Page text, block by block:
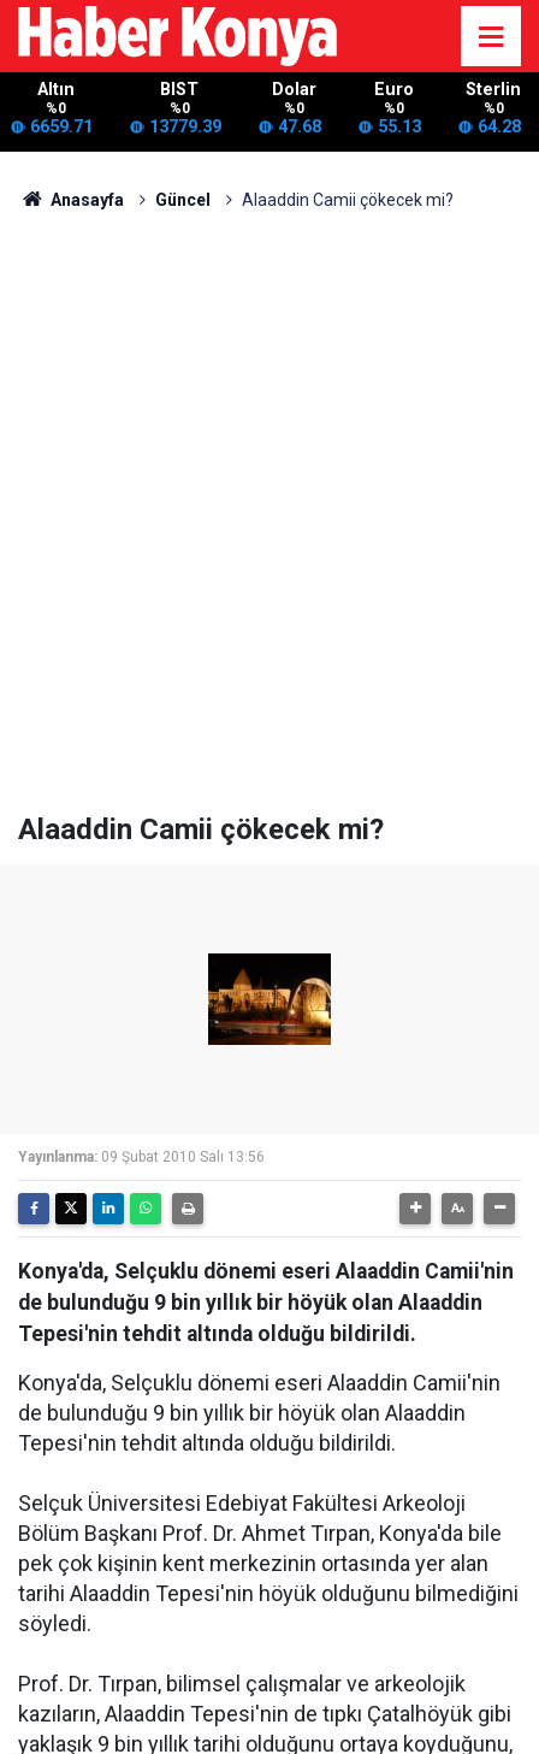
Altın
%0
6659.71
BIST
%0
13779.39
Dolar
%0
47.68
Euro
%0
55.13
Sterlin
%0
64.28
Anasayfa Güncel Alaaddin Camii çökecek mi?
Alaaddin Camii çökecek mi?
Yayınlanma: 09 Şubat 2010 Salı 13:56
Konya'da, Selçuklu dönemi eseri Alaaddin Camii'nin
de bulunduğu 9 bin yıllık bir höyük olan Alaaddin
Tepesi'nin tehdit altında olduğu bildirildi.
Konya'da, Selçuklu dönemi eseri Alaaddin Camii'nin
de bulunduğu 9 bin yıllık bir höyük olan Alaaddin
Tepesi'nin tehdit altında olduğu bildirildi.
Selçuk Üniversitesi Edebiyat Fakültesi Arkeoloji
Bölüm Başkanı Prof. Dr. Ahmet Tırpan, Konya'da bile
pek çok kişinin kent merkezinin ortasında yer alan
tarihi Alaaddin Tepesi'nin höyük olduğunu bilmediğini
söyledi.
Prof. Dr. Tırpan, bilimsel çalışmalar ve arkeolojik
kazıların, Alaaddin Tepesi'nin de tıpkı Çatalhöyük gibi
yaklaşık 9 bin yıllık tarihi olduğunu ortaya koyduğunu,